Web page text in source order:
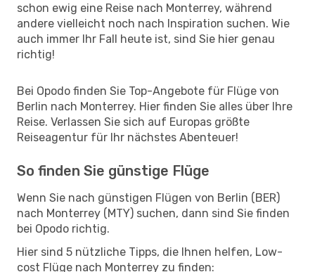
schon ewig eine Reise nach Monterrey, während
andere vielleicht noch nach Inspiration suchen. Wie
auch immer Ihr Fall heute ist, sind Sie hier genau
richtig!
Bei Opodo finden Sie Top-Angebote für Flüge von
Berlin nach Monterrey. Hier finden Sie alles über Ihre
Reise. Verlassen Sie sich auf Europas größte
Reiseagentur für Ihr nächstes Abenteuer!
So finden Sie günstige Flüge
Wenn Sie nach günstigen Flügen von Berlin (BER)
nach Monterrey (MTY) suchen, dann sind Sie finden
bei Opodo richtig.
Hier sind 5 nützliche Tipps, die Ihnen helfen, Low-
cost Flüge nach Monterrey zu finden: